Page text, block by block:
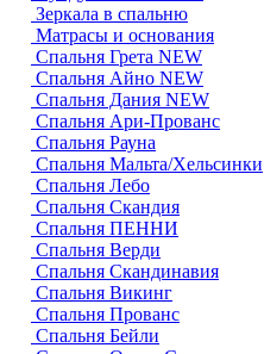
Зеркала в спальню
Матрасы и основания
Спальня Грета NEW
Спальня Айно NEW
Спальня Дания NEW
Спальня Ари-Прованс
Спальня Рауна
Спальня Мальта/Хельсинки
Спальня Лебо
Спальня Скандия
Спальня ПЕННИ
Спальня Верди
Спальня Скандинавия
Спальня Викинг
Спальня Прованс
Спальня Бейли